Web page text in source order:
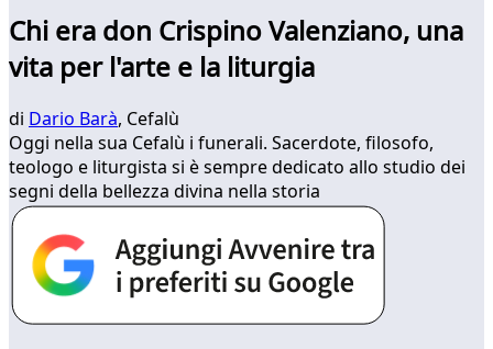
Chi era don Crispino Valenziano, una
vita per l'arte e la liturgia
di Dario Barà, Cefalù
Oggi nella sua Cefalù i funerali. Sacerdote, filosofo,
teologo e liturgista si è sempre dedicato allo studio dei
segni della bellezza divina nella storia